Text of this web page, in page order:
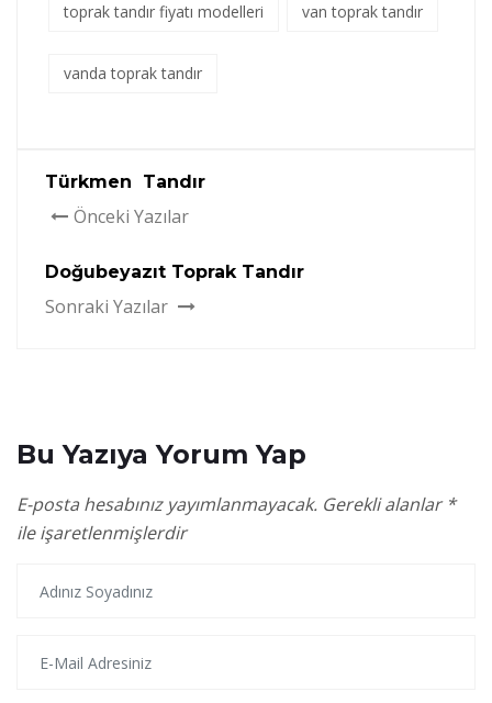
toprak tandır fiyatı modelleri van toprak tandır
vanda toprak tandır
Türkmen Tandır
Önceki Yazılar
Doğubeyazıt Toprak Tandır
Sonraki Yazılar
Bu Yazıya Yorum Yap
E-posta hesabınız yayımlanmayacak. Gerekli alanlar *
ile işaretlenmişlerdir